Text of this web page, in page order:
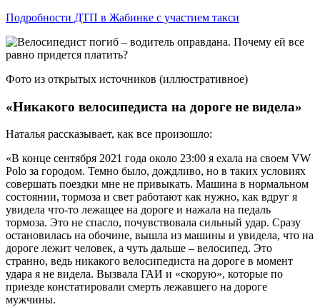
Подробности ДТП в Жабинке с участием такси
Фото из открытых источников (иллюстративное)
«Никакого велосипедиста на дороге не видела»
Наталья рассказывает, как все произошло:
«В конце сентября 2021 года около 23:00 я ехала на своем VW
Polo за городом. Темно было, дождливо, но в таких условиях
совершать поездки мне не привыкать. Машина в нормальном
состоянии, тормоза и свет работают как нужно, как вдруг я
увидела что-то лежащее на дороге и нажала на педаль
тормоза. Это не спасло, почувствовала сильный удар. Сразу
остановилась на обочине, вышла из машины и увидела, что на
дороге лежит человек, а чуть дальше – велосипед. Это
странно, ведь никакого велосипедиста на дороге в момент
удара я не видела. Вызвала ГАИ и «скорую», которые по
приезде констатировали смерть лежавшего на дороге
мужчины.